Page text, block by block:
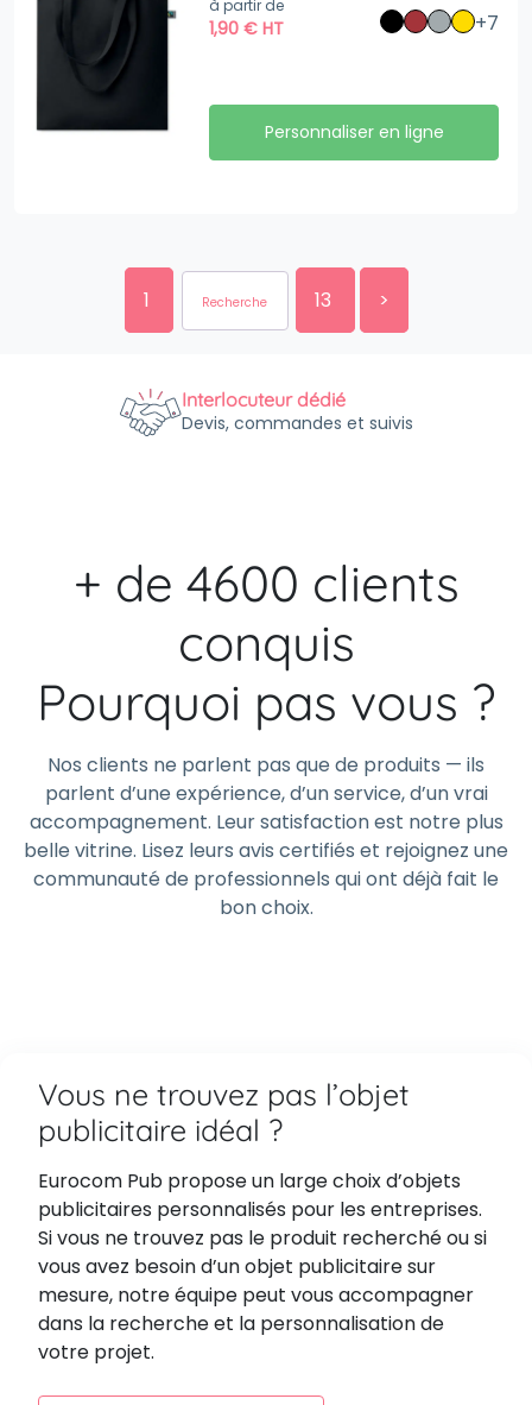
à partir de
1,90€ HT +7
Personnaliser en ligne
1 13 >
Interlocuteur dédié
Devis, commandes et suivis
+ de 4600 clients
conquis
Pourquoi pas vous ?
Nos clients ne parlent pas que de produits — ils
parlent d’une expérience, d’un service, d’un vrai
accompagnement. Leur satisfaction est notre plus
belle vitrine. Lisez leurs avis certifiés et rejoignez une
communauté de professionnels qui ont déjà fait le
bon choix.
Vous ne trouvez pas l’objet
publicitaire idéal ?
Eurocom Pub propose un large choix d’objets
publicitaires personnalisés pour les entreprises.
Si vous ne trouvez pas le produit recherché ou si
vous avez besoin d’un objet publicitaire sur
mesure, notre équipe peut vous accompagner
dans la recherche et la personnalisation de
votre projet.